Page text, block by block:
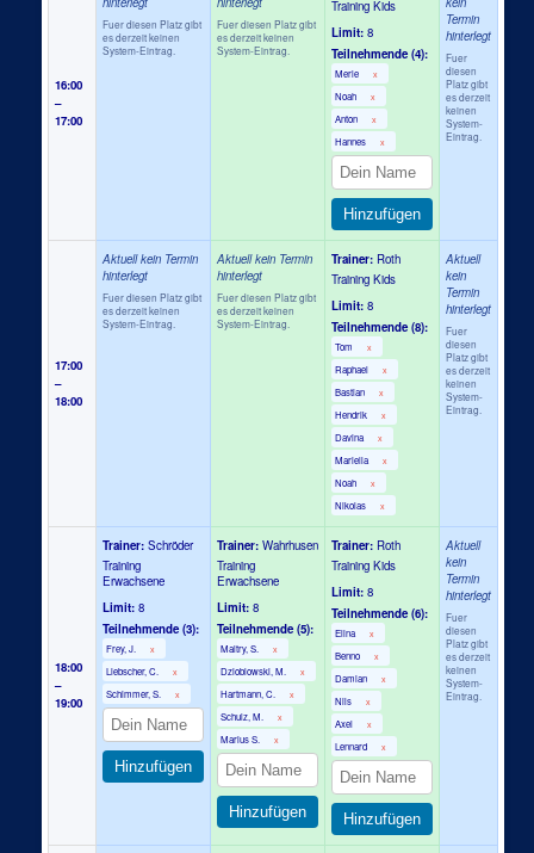
16:00
–
17:00
Fuer diesen Platz gibt
es derzeit keinen
System-Eintrag.
Fuer diesen Platz gibt
es derzeit keinen
System-Eintrag.
Training Kids
Limit:8
Teilnehmende (4):
Merle x
Noah x
Anton x
Hannes x
Hinzufügen
Termin
hinterlegt
Fuer
diesen
Platz gibt
es derzeit
keinen
System-
Eintrag.
17:00
–
18:00
Aktuell kein Termin
hinterlegt
Fuer diesen Platz gibt
es derzeit keinen
System-Eintrag.
Aktuell kein Termin
hinterlegt
Fuer diesen Platz gibt
es derzeit keinen
System-Eintrag.
Trainer:Roth
Training Kids
Limit:8
Teilnehmende (8):
Tom x
Raphael x
Bastian x
Hendrik x
Davina x
Mariella x
Noah x
Nikolas x
Aktuell
kein
Termin
hinterlegt
Fuer
diesen
Platz gibt
es derzeit
keinen
System-
Eintrag.
18:00
–
19:00
Trainer:Schröder
Training
Erwachsene
Limit:8
Teilnehmende (3):
Frey, J. x
Liebscher, C. x
Schimmer, S. x
Hinzufügen
Trainer:Wahrhusen
Training
Erwachsene
Limit:8
Teilnehmende (5):
Maltry, S. x
Dzioblowski, M. x
Hartmann, C. x
Schulz, M. x
Marius S. x
Hinzufügen
Trainer:Roth
Training Kids
Limit:8
Teilnehmende (6):
Elina x
Benno x
Damian x
Nils x
Axel x
Lennard x
Hinzufügen
Aktuell
kein
Termin
hinterlegt
Fuer
diesen
Platz gibt
es derzeit
keinen
System-
Eintrag.